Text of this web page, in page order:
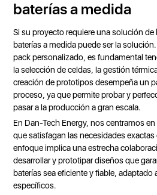
baterías a medida
Si su proyecto requiere una solución
baterías a medida puede ser la
pack personalizado, es fundamental
la selección de celdas, la gestión
creación de prototipos desempeña un
proceso, ya que permite probar y
pasar a la producción a gran escala.
En Dan-Tech Energy, nos centramos
que satisfagan las necesidades
enfoque implica una estrecha
desarrollar y prototipar diseños que
baterías sea eficiente y fiable, adaptado
específicos.